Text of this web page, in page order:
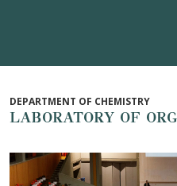
DEPARTMENT OF CHEMISTRY
LABORATORY OF